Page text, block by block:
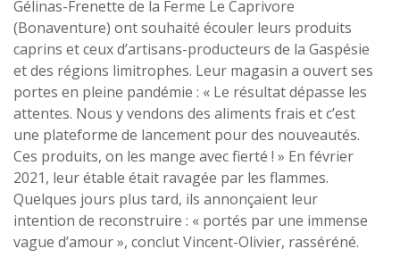
Gélinas-Frenette de la Ferme Le Caprivore
(Bonaventure) ont souhaité écouler leurs produits
caprins et ceux d’artisans-producteurs de la Gaspésie
et des régions limitrophes. Leur magasin a ouvert ses
portes en pleine pandémie : « Le résultat dépasse les
attentes. Nous y vendons des aliments frais et c’est
une plateforme de lancement pour des nouveautés.
Ces produits, on les mange avec fierté ! » En février
2021, leur étable était ravagée par les flammes.
Quelques jours plus tard, ils annonçaient leur
intention de reconstruire : « portés par une immense
vague d’amour », conclut Vincent-Olivier, rasséréné.